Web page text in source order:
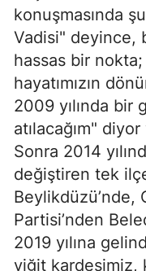
konuşmasında
Vadisi" deyince,
hassas bir
hayatımızın
2009 yılında bir
atılacağım"
Sonra 2014
değiştiren tek
Beylikdüzü’nde,
Partisi’nden
2019 yılına
yiğit kardeşimiz,